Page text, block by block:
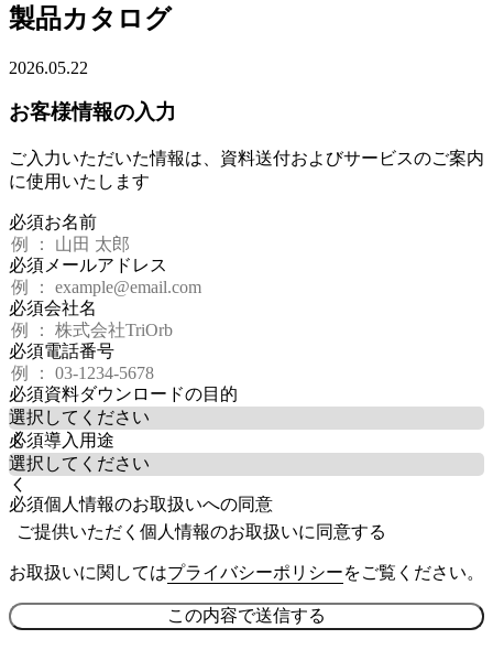
製品カタログ
2026.05.22
お客様情報の入力
ご入力いただいた情報は、資料送付およびサービスのご案内
に使用いたします
必須お名前
必須 メールアドレス
必須会社名
必須電話番号
必須資料ダウンロードの目的
必須導入用途
必須個人情報のお取扱いへの同意
ご提供いただく個人情報のお取扱いに同意する
お取扱いに関してはプライバシーポリシーをご覧ください。
この内容で送信する